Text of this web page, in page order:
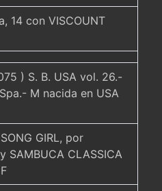
14 con VISCOUNT
) S. B. USA vol. 26.-
M nacida en USA
GIRL, por
SAMBUCA CLASSICA